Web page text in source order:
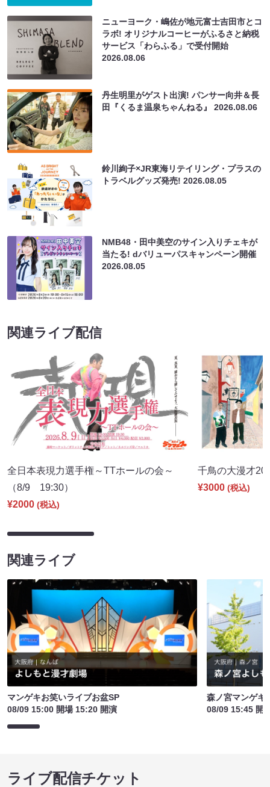
ニューヨーク・嶋佐が地元富士吉田市とコ
ラボ! オリジナルコーヒーがふるさと納税
サービス「わらふる」で受付開始
2026.08.06
丹生明里がゲスト出演! パンサー向井＆長
田『くるま温泉ちゃんねる』2026.08.06
鈴川絢子×JR東海リテイリング・プラスの
トラベルグッズ発売!2026.08.05
NMB48・田中美空のサイン入りチェキが
当たる! dバリューパスキャンペーン開催
2026.08.05
関連ライブ配信
全日本表現力選手権～TTホールの会～
（8/9 19:30）
¥2000 (税込)
千鳥の大漫才
¥3000 (税込)
関連ライブ
マンゲキお笑いライブお盆SP
08/09 15:00 開場 15:20 開演
森ノ宮マンゲキ
08/09 15:45 開
ライブ配信チケット